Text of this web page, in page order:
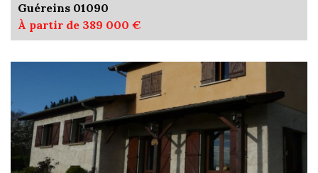
Guéreins 01090
À partir de 389 000 €